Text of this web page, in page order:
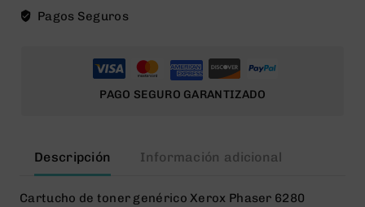
cantidad
Pagos Seguros
PAGO SEGURO GARANTIZADO
Descripción Información adicional
Cartucho de toner genérico Xerox Phaser 6280